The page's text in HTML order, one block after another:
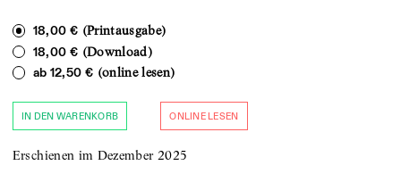
18,00 € (Printausgabe)
18,00 € (Download)
ab 12,50 € (online lesen)
IN DEN WARENKORB ONLINE LESEN
Erschienen im Dezember 2025